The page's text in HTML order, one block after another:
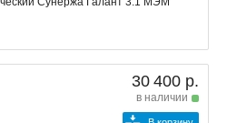
30 400 р.
в наличии